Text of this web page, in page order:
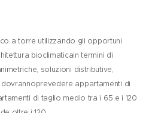
a torre utilizzando gli opportuni
bioclimaticain termini di
soluzioni distributive,
appartamenti di
di taglio medio tra i 65 e i 120